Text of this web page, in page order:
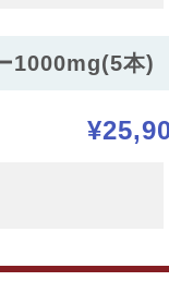
1000mg(5本)